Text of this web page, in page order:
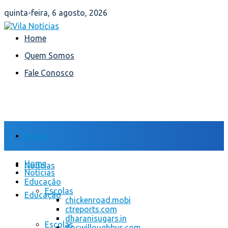
quinta-feira, 6 agosto, 2026
Home
Quem Somos
Fale Conosco
Home
Notícias
Educação
Escolas
Home
Notícias
Educação
Escolas
chickenroad.mobi
ctreports.com
dharanisugars.in